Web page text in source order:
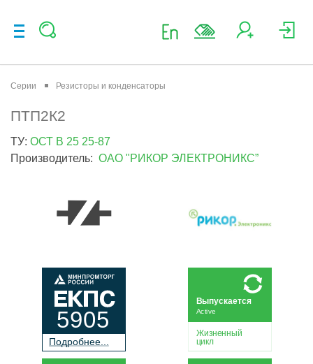
Серии Резисторы и конденсаторы
ПТП2К2
ТУ: ОСТ В 25 25-87
Производитель: ОАО "РИКОР ЭЛЕКТРОНИКС”
Подробнее...
5905
Жизненный
цикл
Active
Выпускается